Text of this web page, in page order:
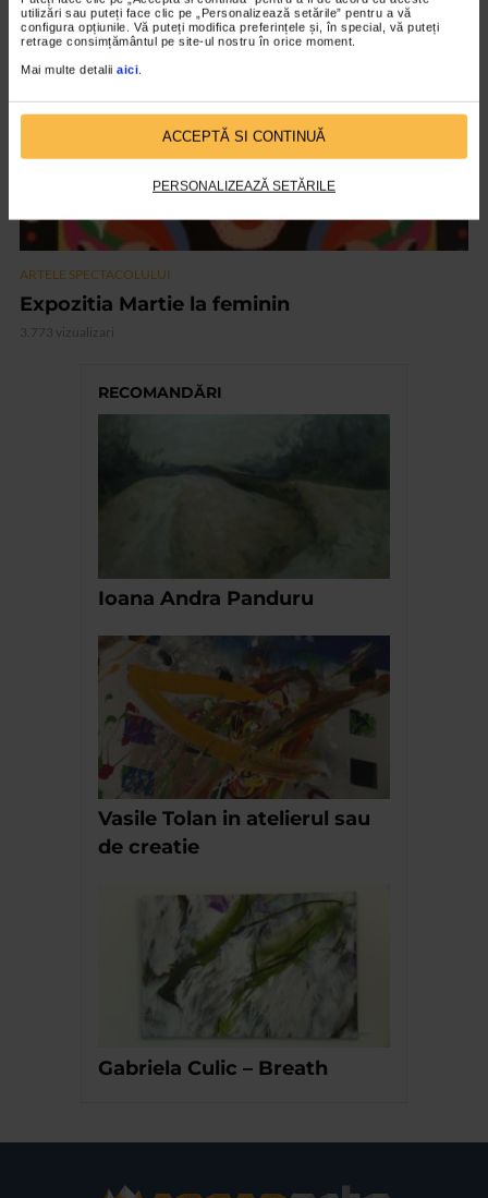
utilizări sau puteți face clic pe „Personalizează setările” pentru a vă
configura opțiunile. Vă puteți modifica preferințele și, în special, vă puteți
retrage consimțământul pe site-ul nostru în orice moment.
Mai multe detalii aici.
ACCEPTĂ SI CONTINUĂ
PERSONALIZEAZĂ SETĂRILE
VIDEO
ARTELE SPECTACOLULUI
Expozitia Martie la feminin
3.773 vizualizari
RECOMANDĂRI
Ioana Andra Panduru
Vasile Tolan in atelierul sau
de creatie
Gabriela Culic – Breath